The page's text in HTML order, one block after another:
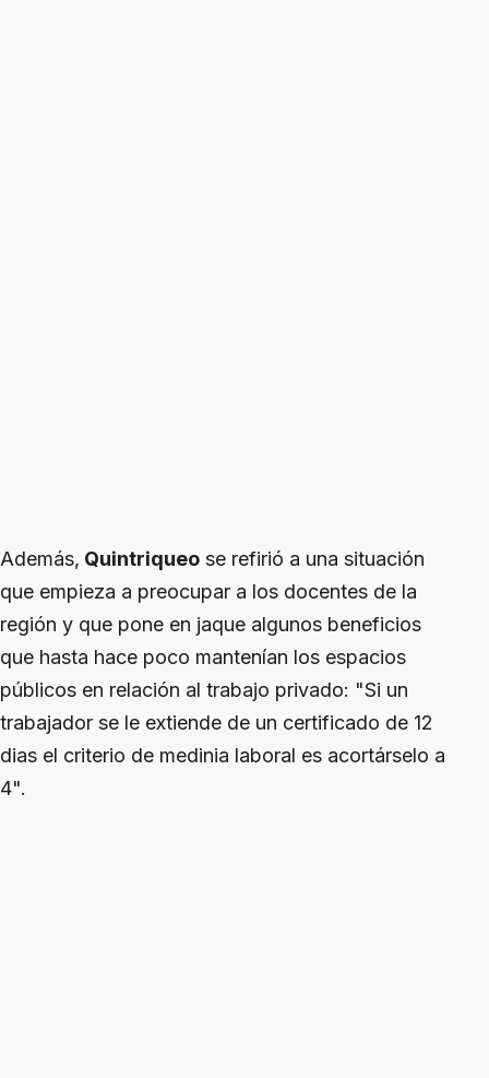
Además, Quintriqueo se refirió a una situación
que empieza a preocupar a los docentes de la
región y que pone en jaque algunos beneficios
que hasta hace poco mantenían los espacios
públicos en relación al trabajo privado: "Si un
trabajador se le extiende de un certificado de 12
dias el criterio de medinia laboral es acortárselo a
4".